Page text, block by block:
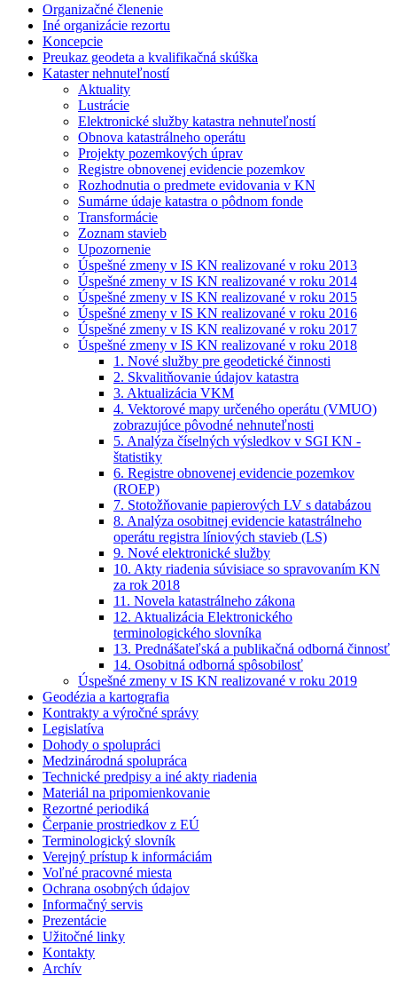
Organizačné členenie
Iné organizácie rezortu
Koncepcie
Preukaz geodeta a kvalifikačná skúška
Kataster nehnuteľností
Aktuality
Lustrácie
Elektronické služby katastra nehnuteľností
Obnova katastrálneho operátu
Projekty pozemkových úprav
Registre obnovenej evidencie pozemkov
Rozhodnutia o predmete evidovania v KN
Sumárne údaje katastra o pôdnom fonde
Transformácie
Zoznam stavieb
Upozornenie
Úspešné zmeny v IS KN realizované v roku 2013
Úspešné zmeny v IS KN realizované v roku 2014
Úspešné zmeny v IS KN realizované v roku 2015
Úspešné zmeny v IS KN realizované v roku 2016
Úspešné zmeny v IS KN realizované v roku 2017
Úspešné zmeny v IS KN realizované v roku 2018
1. Nové služby pre geodetické činnosti
2. Skvalitňovanie údajov katastra
3. Aktualizácia VKM
4. Vektorové mapy určeného operátu (VMUO)
zobrazujúce pôvodné nehnuteľnosti
5. Analýza číselných výsledkov v SGI KN -
štatistiky
6. Registre obnovenej evidencie pozemkov
(ROEP)
7. Stotožňovanie papierových LV s databázou
8. Analýza osobitnej evidencie katastrálneho
operátu registra líniových stavieb (LS)
9. Nové elektronické služby
10. Akty riadenia súvisiace so spravovaním KN
za rok 2018
11. Novela katastrálneho zákona
12. Aktualizácia Elektronického
terminologického slovníka
13. Prednášateľská a publikačná odborná činnosť
14. Osobitná odborná spôsobilosť
Úspešné zmeny v IS KN realizované v roku 2019
Geodézia a kartografia
Kontrakty a výročné správy
Legislatíva
Dohody o spolupráci
Medzinárodná spolupráca
Technické predpisy a iné akty riadenia
Materiál na pripomienkovanie
Rezortné periodiká
Čerpanie prostriedkov z EÚ
Terminologický slovník
Verejný prístup k informáciám
Voľné pracovné miesta
Ochrana osobných údajov
Informačný servis
Prezentácie
Užitočné linky
Kontakty
Archív